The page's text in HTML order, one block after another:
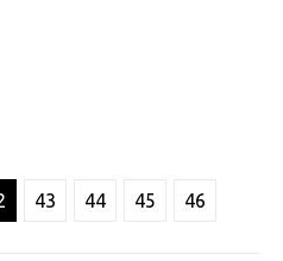
43 44 45 46